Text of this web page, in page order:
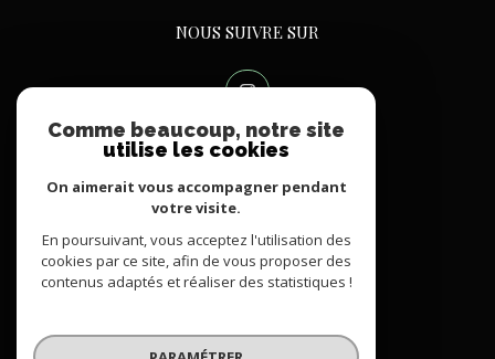
NOUS SUIVRE SUR
ADHÉRENTS
Comme beaucoup, notre site
utilise les cookies
On aimerait vous accompagner pendant
votre visite.
En poursuivant, vous acceptez l'utilisation des
cookies par ce site, afin de vous proposer des
contenus adaptés et réaliser des statistiques !